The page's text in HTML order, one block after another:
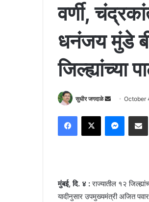
वर्णी,
धनंजय मुंडे
जिल्ह्यांच्या
सुधीर जगदाळे
Send
email
October
Facebook
X
मुंबई, दि. ४ :राज्यातील १२
यादीनुसार उपमुख्यमंत्री अजित